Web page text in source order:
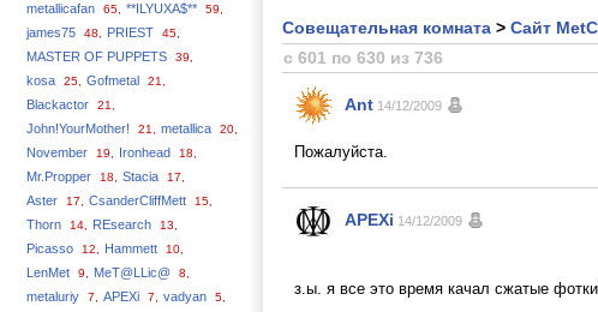
metallicafan 65, **ILYUXA$** 59,
james75 48, PRIEST 45,
MASTER OF PUPPETS 39,
kosa 25, Gofmetal 21,
Blackactor 21,
John!YourMother! 21, metallica 20,
November 19, Ironhead 18,
Mr.Propper 18, Stacia 17,
Aster 17, CsanderCliffMett 15,
Thorn 14, REsearch 13,
Picasso 12, Hammett 10,
LenMet 9, MeT@LLic@ 8,
metaluriy 7, APEXi 7, vadyan 5,
Совещательная комната > Сайт
с 601 по 630 из 736
Ant 14/12/2009
Пожалуйста.
APEXi 14/12/2009
з.ы. я все это время качал сжатые